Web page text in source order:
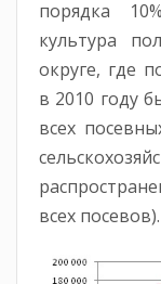
порядка
культура
округе, где
в 2010 году
всех
всех посевов).